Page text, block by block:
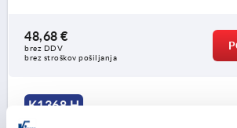
48,68 €
brez DDV
brez stroškov pošiljanja
K1368 H